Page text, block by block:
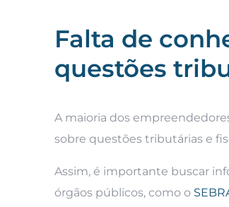
Falta de
questões
A maioria dos
sobre questões tributárias e
Assim, é importante buscar
órgãos públicos, como o